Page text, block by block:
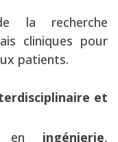
la recherche
cliniques pour
patients.
et
en ingénierie,